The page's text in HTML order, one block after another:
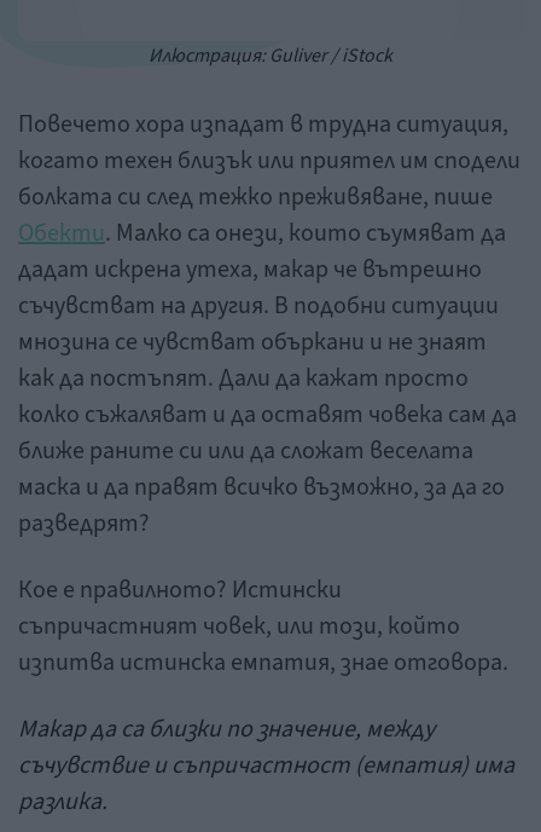
Илюстрация: Guliver / iStock
Повечето хора изпадат в трудна ситуация,
когато техен близък или приятел им сподели
болката си след тежко преживяване, пише
Обекти. Малко са онези, които съумяват да
дадат искрена утеха, макар че вътрешно
съчувстват на другия. В подобни ситуации
мнозина се чувстват объркани и не знаят
как да постъпят. Дали да кажат просто
колко съжаляват и да оставят човека сам да
ближе раните си или да сложат веселата
маска и да правят всичко възможно, за да го
разведрят?
Кое е правилното? Истински
съпричастният човек, или този, който
изпитва истинска емпатия, знае отговора.
Макар да са близки по значение, между
съчувствие и съпричастност (емпатия) има
разлика.